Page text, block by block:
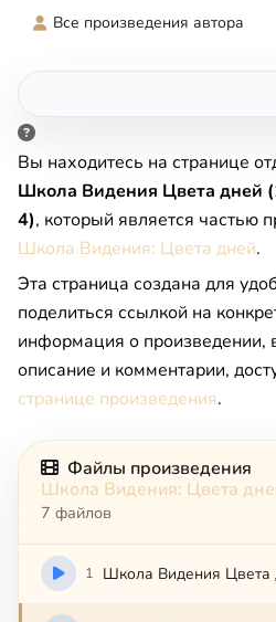
Все произведения автора
Вы находитесь на странице
Школа Видения Цвета дней
4), который является частью
Школа Видения: Цвета дней.
Эта страница создана для
поделиться ссылкой на
информация о произведении,
описание и комментарии,
странице произведения.
Файлы произведения
Школа Видения: Цвета
7 файлов
1